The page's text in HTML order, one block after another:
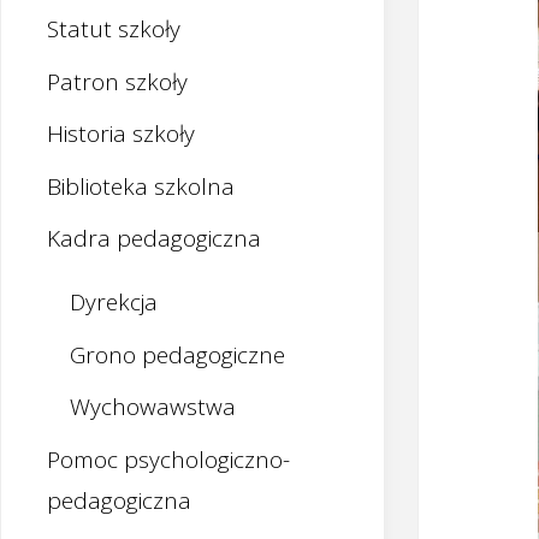
Statut szkoły
Patron szkoły
Historia szkoły
Biblioteka szkolna
Kadra pedagogiczna
Dyrekcja
Grono pedagogiczne
Wychowawstwa
Pomoc psychologiczno-
pedagogiczna